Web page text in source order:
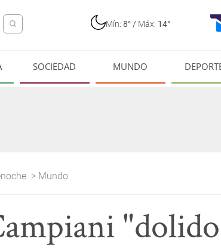
Mín: 8° / Máx: 14°
SOCIEDAD MUNDO
> Mundo